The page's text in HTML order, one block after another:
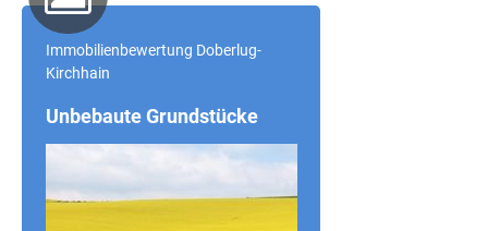
Immobilienbewertung Doberlug-
Kirchhain
Unbebaute Grundstücke